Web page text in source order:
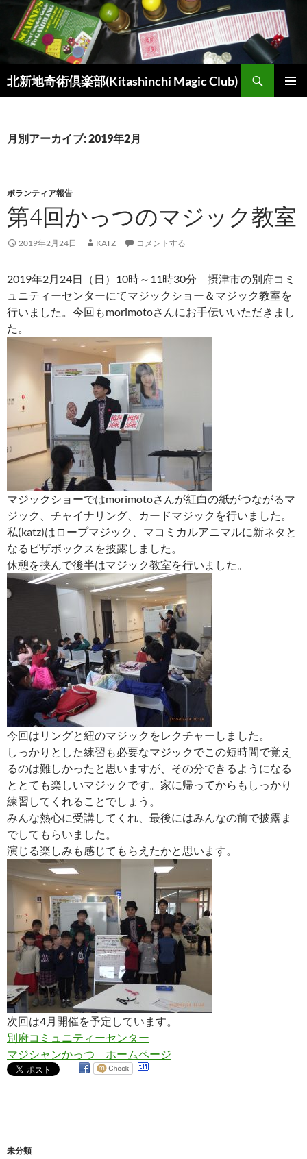
へ
ッ
北新地奇術倶楽部(Kitashinchi Magic Club)
検
索
月別アーカイブ: 2019年2月
ボランティア報告
第4回かっつのマジック教室
2019年2月24日 KATZ コメントする
2019年2月24日（日）10時～11時30分 摂津市の別府コミ
ュニティーセンターにてマジックショー＆マジック教室を
行いました。今回もmorimotoさんにお手伝いいただきまし
た。
マジックショーではmorimotoさんが紅白の紙がつながるマ
ジック、チャイナリング、カードマジックを行いました。
私(katz)はロープマジック、マコミカルアニマルに新ネタと
なるピザボックスを披露しました。
休憩を挟んで後半はマジック教室を行いました。
今回はリングと紐のマジックをレクチャーしました。
しっかりとした練習も必要なマジックでこの短時間で覚え
るのは難しかったと思いますが、その分できるようになる
ととても楽しいマジックです。家に帰ってからもしっかり
練習してくれることでしょう。
みんな熱心に受講してくれ、最後にはみんなの前で披露ま
でしてもらいました。
演じる楽しみも感じてもらえたかと思います。
次回は4月開催を予定しています。
別府コミュニティーセンター
マジシャンかっつ ホームページ
未分類